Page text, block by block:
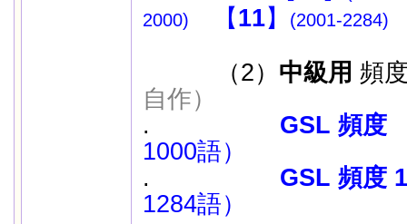
2000)
【 11】 (2001-2284)
（2） 中級用 頻
自作）
. GSL 頻
1000語）
. GSL 頻度
1284語）